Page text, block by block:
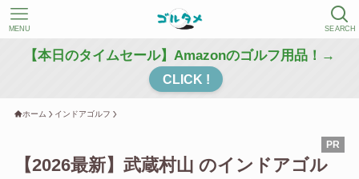
SEARCH
MENU
【本日のタイムセール】Amazonのゴルフ用品！→
CLICK !
ホーム インドアゴルフ
【2026最新】武蔵村山 のインドアゴル